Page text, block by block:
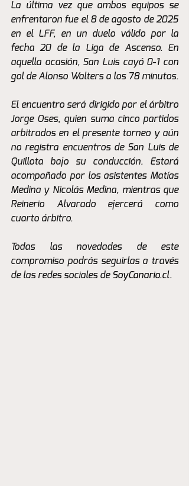
La última vez que ambos equipos se
enfrentaron fue el 8 de agosto de 2025
en el LFF, en un duelo válido por la
fecha 20 de la Liga de Ascenso. En
aquella ocasión, San Luis cayó 0-1 con
gol de Alonso Walters a los 78 minutos.
El encuentro será dirigido por el árbitro
Jorge Oses, quien suma cinco partidos
arbitrados en el presente torneo y aún
no registra encuentros de San Luis de
Quillota bajo su conducción. Estará
acompañado por los asistentes Matías
Medina y Nicolás Medina, mientras que
Reinerio Alvarado ejercerá como
cuarto árbitro.
Todas las novedades de este
compromiso podrás seguirlas a través
de las redes sociales de SoyCanario.cl.